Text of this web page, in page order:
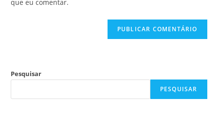
que eu comentar.
Pesquisar
PESQUISAR